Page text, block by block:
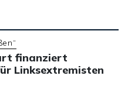
finanziert
Linksextremisten